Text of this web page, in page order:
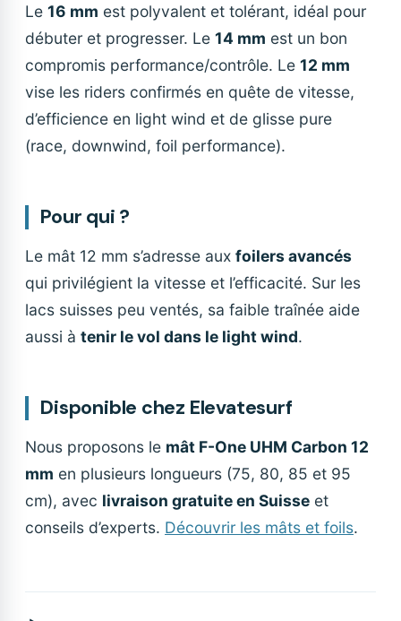
Le 16 mm est polyvalent et tolérant, idéal pour
débuter et progresser. Le 14 mm est un bon
compromis performance/contrôle. Le 12 mm
vise les riders confirmés en quête de vitesse,
d’efficience en light wind et de glisse pure
(race, downwind, foil performance).
Pour qui ?
Le mât 12 mm s’adresse aux foilers avancés
qui privilégient la vitesse et l’efficacité. Sur les
lacs suisses peu ventés, sa faible traînée aide
aussi à tenir le vol dans le light wind.
Disponible chez Elevatesurf
Nous proposons le mât F-One UHM Carbon 12
mm en plusieurs longueurs (75, 80, 85 et 95
cm), avec livraison gratuite en Suisse et
conseils d’experts. Découvrir les mâts et foils.